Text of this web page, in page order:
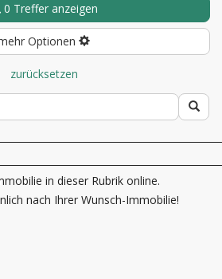
0 Treffer anzeigen
Optionen
zurücksetzen
in dieser Rubrik online.
nach Ihrer Wunsch-Immobilie!